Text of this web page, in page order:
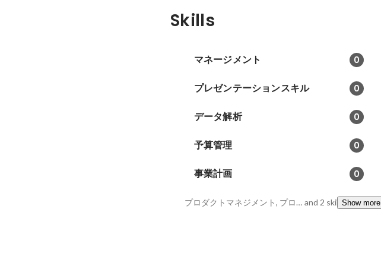
Skills
マネージメント 0
プレゼンテーションスキル 0
データ解析 0
予算管理 0
事業計画 0
プロダクトマネジメント, プロジェクトマネジメント, 事業開発 and 2 skillsShow more